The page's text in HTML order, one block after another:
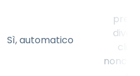
Sì, automatico